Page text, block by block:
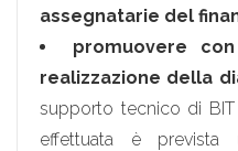
assegnatarie del
promuovere
realizzazione della
supporto tecnico di BIT
effettuata è prevista